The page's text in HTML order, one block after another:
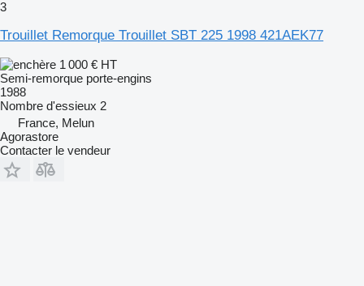
3
Trouillet Remorque Trouillet SBT 225 1998 421AEK77
1 000 € HT
Semi-remorque porte-engins
1988
Nombre d'essieux 2
France, Melun
Agorastore
Contacter le vendeur